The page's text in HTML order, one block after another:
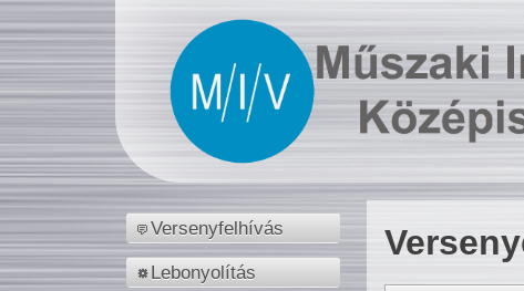
Versenyfelhívás
Lebonyolítás